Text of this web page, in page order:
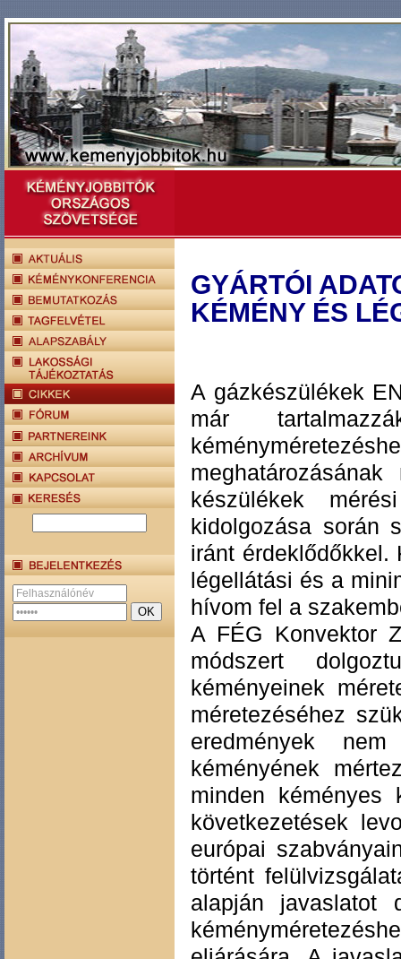
GYÁRTÓI
KÉMÉNY ÉS
A gázkészülékek
már
készülékek
kidolgozása során
iránt érdeklődőkkel.
légellátási és a
hívom fel a
A FÉG Konvektor
módszert
kéményeinek
méretezéséhez
eredmények
kéményének
minden kéményes
következetések
európai
történt
alapján javaslatot